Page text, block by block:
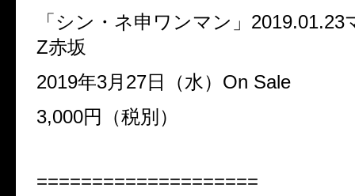
「シン・ネ申ワンマン」 2019.01.23
Z赤坂
2019年3月 27日（水） On Sale
3,000円（税別）
====================